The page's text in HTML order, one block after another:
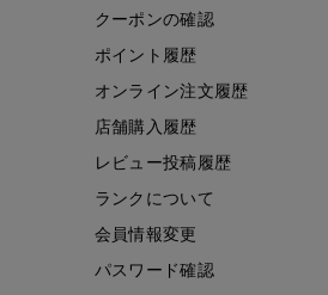
クーポンの確認
ポイント履歴
オンライン注文履歴
店舗購入履歴
レビュー投稿履歴
ランクについて
会員情報変更
パスワード確認